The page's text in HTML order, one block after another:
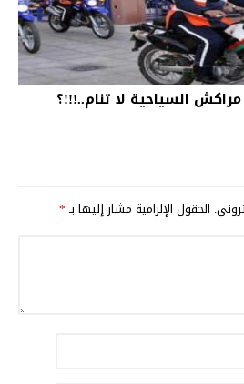
السياحية لا تنام..!!!؟
الحقول الإلزامية مشار إليها بـ*